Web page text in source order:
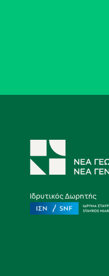
Ιδρυτικός Δωρητής